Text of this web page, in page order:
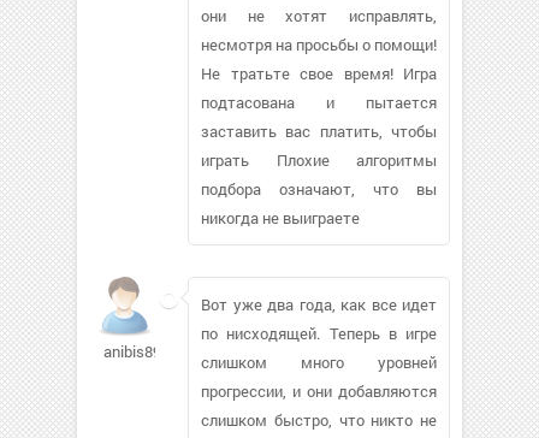
они не хотят исправлять,
несмотря на просьбы о помощи!
Не тратьте свое время! Игра
подтасована и пытается
заставить вас платить, чтобы
играть Плохие алгоритмы
подбора означают, что вы
никогда не выиграете
anibis89
Вот уже два года, как все идет
по нисходящей. Теперь в игре
слишком много уровней
прогрессии, и они добавляются
слишком быстро, что никто не